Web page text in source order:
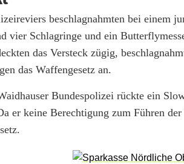
beschlagnahmten bei einem
vier Schlagringe und ein
das Versteck zügig,
das Waffengesetz an.
Bundespolizei rückte ein
er keine Berechtigung zum Führen